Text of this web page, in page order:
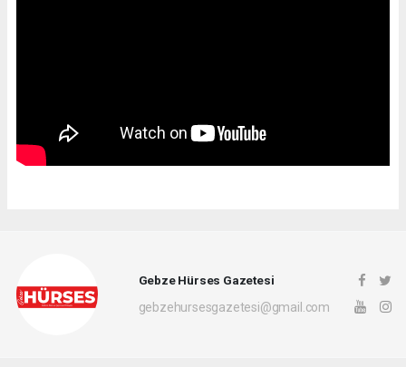
Gebze Hürses Gazetesi
gebzehursesgazetesi@gmail.com